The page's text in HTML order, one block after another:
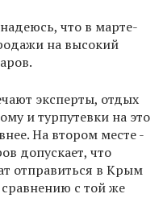
что в марте-
на высокий
эксперты, отдых
и турпутевки на это
На втором месте -
допускает, что
отправиться в Крым
сравнению с той же